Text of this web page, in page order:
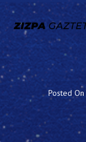
Posted On